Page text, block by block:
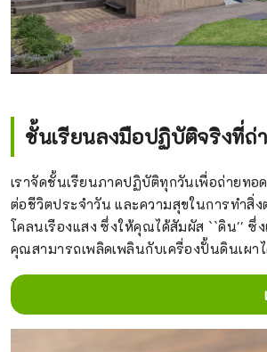
ชั้นเรียนลงมือปฏิบัติจริงที่ถ่
เราจัดชั้นเรียนภาคปฏิบัติทุกวันเพื่อถ่ายทอ
ต่อชีวิตประจำวัน และความสุขในการทำสิ่
โคลนเรืองแสง ซึ่งให้คุณได้สัมผัส ``ดิน'' ซึ่
คุณสามารถเพลิดเพลินกับเครื่องปั้นดินเผา